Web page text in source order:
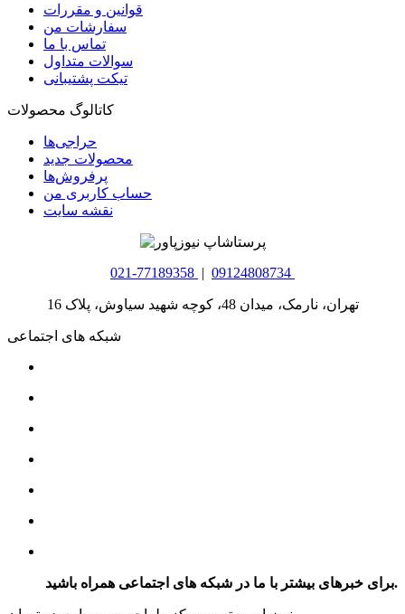
قوانین و مقررات
سفارشات من
تماس با ما
سوالات متداول
تیکت پشتیبانی
کاتالوگ محصولات
حراجی‌ها
محصولات جدید
پرفروش‌ها
حساب کاربری من
نقشه سایت
021-77189358 | 09124808734
تهران، نارمک، میدان 48، کوچه شهید سیاوش، پلاک 16
شبکه های اجتماعی
برای خبرهای بیشتر با ما در شبکه های اجتماعی همراه باشید.